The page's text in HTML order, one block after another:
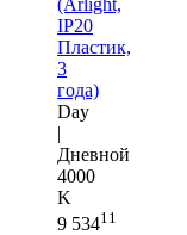
IP20
Пластик,
3
года)
Day
|
Дневной
4000
K
9 53411